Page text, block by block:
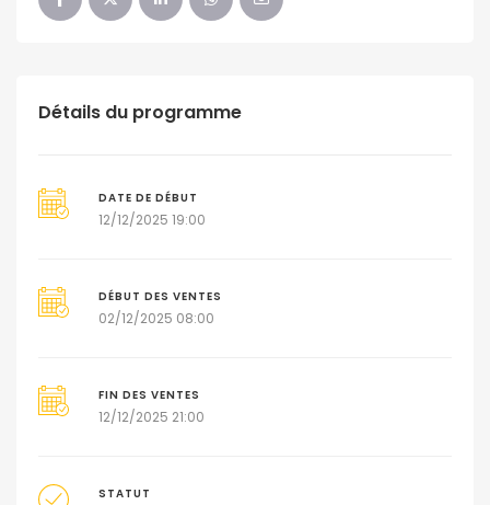
Détails du programme
DATE DE DÉBUT
12/12/2025 19:00
DÉBUT DES VENTES
02/12/2025 08:00
FIN DES VENTES
12/12/2025 21:00
STATUT